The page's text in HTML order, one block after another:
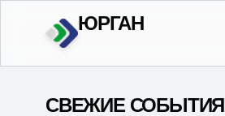
ЮРГАН
СВЕЖИЕ СОБЫТИЯ